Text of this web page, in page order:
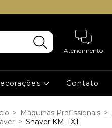
Atendimento
Contato
> Máquinas Profissionais >
> Shaver KM-TX1